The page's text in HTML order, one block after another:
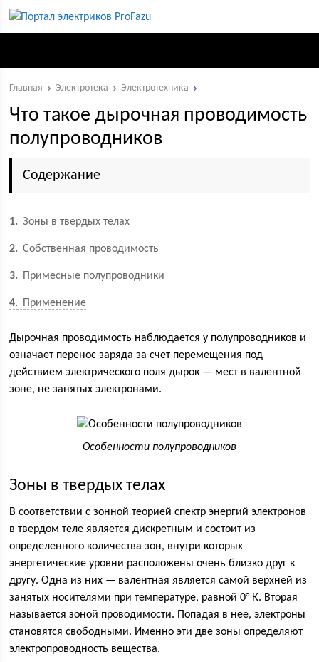
Главная Электротека Электротехника
Что такое дырочная проводимость
полупроводников
Содержание
1 Зоны в твердых телах
2 Собственная проводимость
3 Примесные полупроводники
4 Применение
Дырочная проводимость наблюдается у полупроводников и
означает перенос заряда за счет перемещения под
действием электрического поля дырок — мест в валентной
зоне, не занятых электронами.
Особенности полупроводников
Зоны в твердых телах
В соответствии с зонной теорией спектр энергий электронов
в твердом теле является дискретным и состоит из
определенного количества зон, внутри которых
энергетические уровни расположены очень близко друг к
другу. Одна из них — валентная является самой верхней из
занятых носителями при температуре, равной 0° К. Вторая
называется зоной проводимости. Попадая в нее, электроны
становятся свободными. Именно эти две зоны определяют
электропроводность вещества.